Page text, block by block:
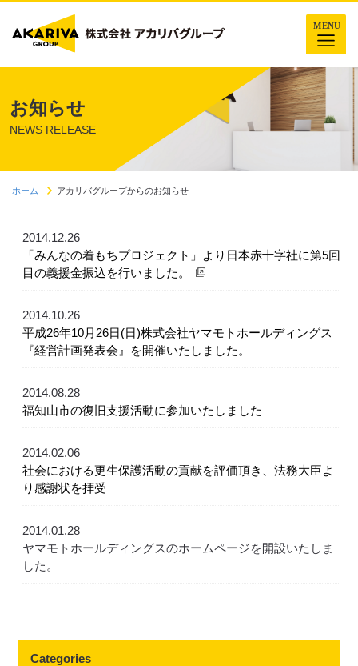
お知らせ
NEWS RELEASE
ホーム アカリバグループからのお知らせ
2014.12.26
「みんなの着もちプロジェクト」より日本赤十字社に第5回
目の義援金振込を行いました。
2014.10.26
平成26年10月26日(日)株式会社ヤマモトホールディングス
『経営計画発表会』を開催いたしました。
2014.08.28
福知山市の復旧支援活動に参加いたしました
2014.02.06
社会における更生保護活動の貢献を評価頂き、法務大臣よ
り感謝状を拝受
2014.01.28
ヤマモトホールディングスのホームページを開設いたしま
した。
Categories